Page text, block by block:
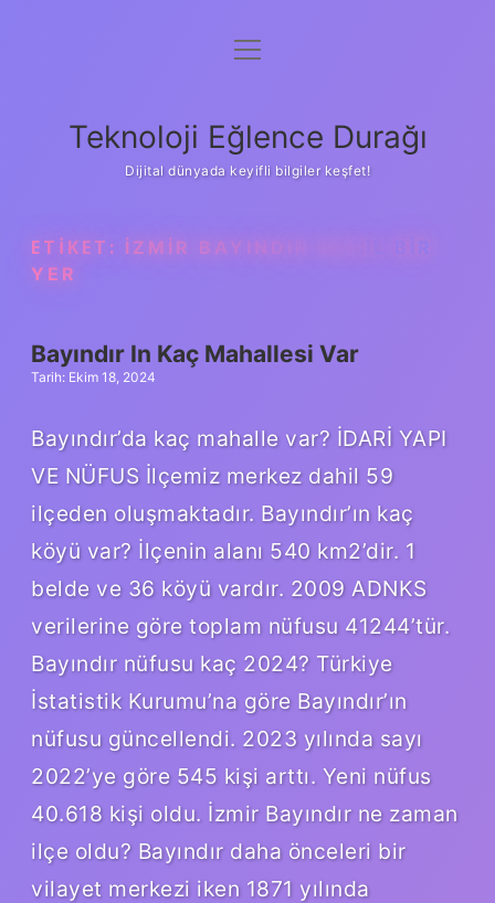
Anasayfa
Yasal Uyarı
menüyü
Teknoloji Eğlence Durağı
Dijital dünyada keyifli bilgiler keşfet!
ETIKET: İZMIR BAYINDIR NASIL BIR
YER
Bayındır In Kaç Mahallesi Var
Tarih: Ekim 18, 2024
Bayındır’da kaç mahalle var? İDARİ YAPI
VE NÜFUS İlçemiz merkez dahil 59
ilçeden oluşmaktadır. Bayındır’ın kaç
köyü var? İlçenin alanı 540 km2’dir. 1
belde ve 36 köyü vardır. 2009 ADNKS
verilerine göre toplam nüfusu 41244’tür.
Bayındır nüfusu kaç 2024? Türkiye
İstatistik Kurumu’na göre Bayındır’ın
nüfusu güncellendi. 2023 yılında sayı
2022’ye göre 545 kişi arttı. Yeni nüfus
40.618 kişi oldu. İzmir Bayındır ne zaman
ilçe oldu? Bayındır daha önceleri bir
vilayet merkezi iken 1871 yılında